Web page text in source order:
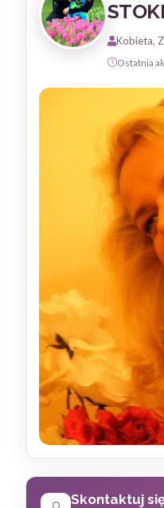
Kobieta,
Ostatnia
Skontaktuj